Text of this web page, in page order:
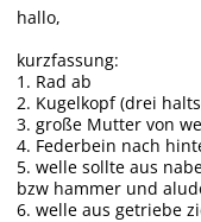
hallo,
kurzfassung:
1. Rad ab
2. Kugelkopf (drei
3. große Mutter von
4. Federbein nach
5. welle sollte aus
bzw hammer und
6. welle aus getriebe